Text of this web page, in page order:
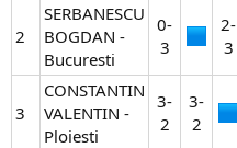
2
SERBANESCU
BOGDAN -
Bucuresti
0-
3​
2-
3​
3
CONSTANTIN
VALENTIN -
Ploiesti
3-
2​
3-
2​